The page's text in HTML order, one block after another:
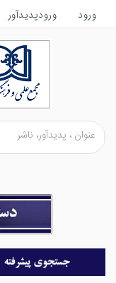
ورود ورودپدیدآور